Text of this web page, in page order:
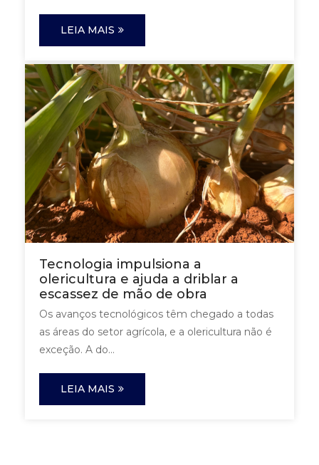
LEIA MAIS
Tecnologia impulsiona a
olericultura e ajuda a driblar a
escassez de mão de obra
Os avanços tecnológicos têm chegado a todas
as áreas do setor agrícola, e a olericultura não é
exceção. A do...
LEIA MAIS